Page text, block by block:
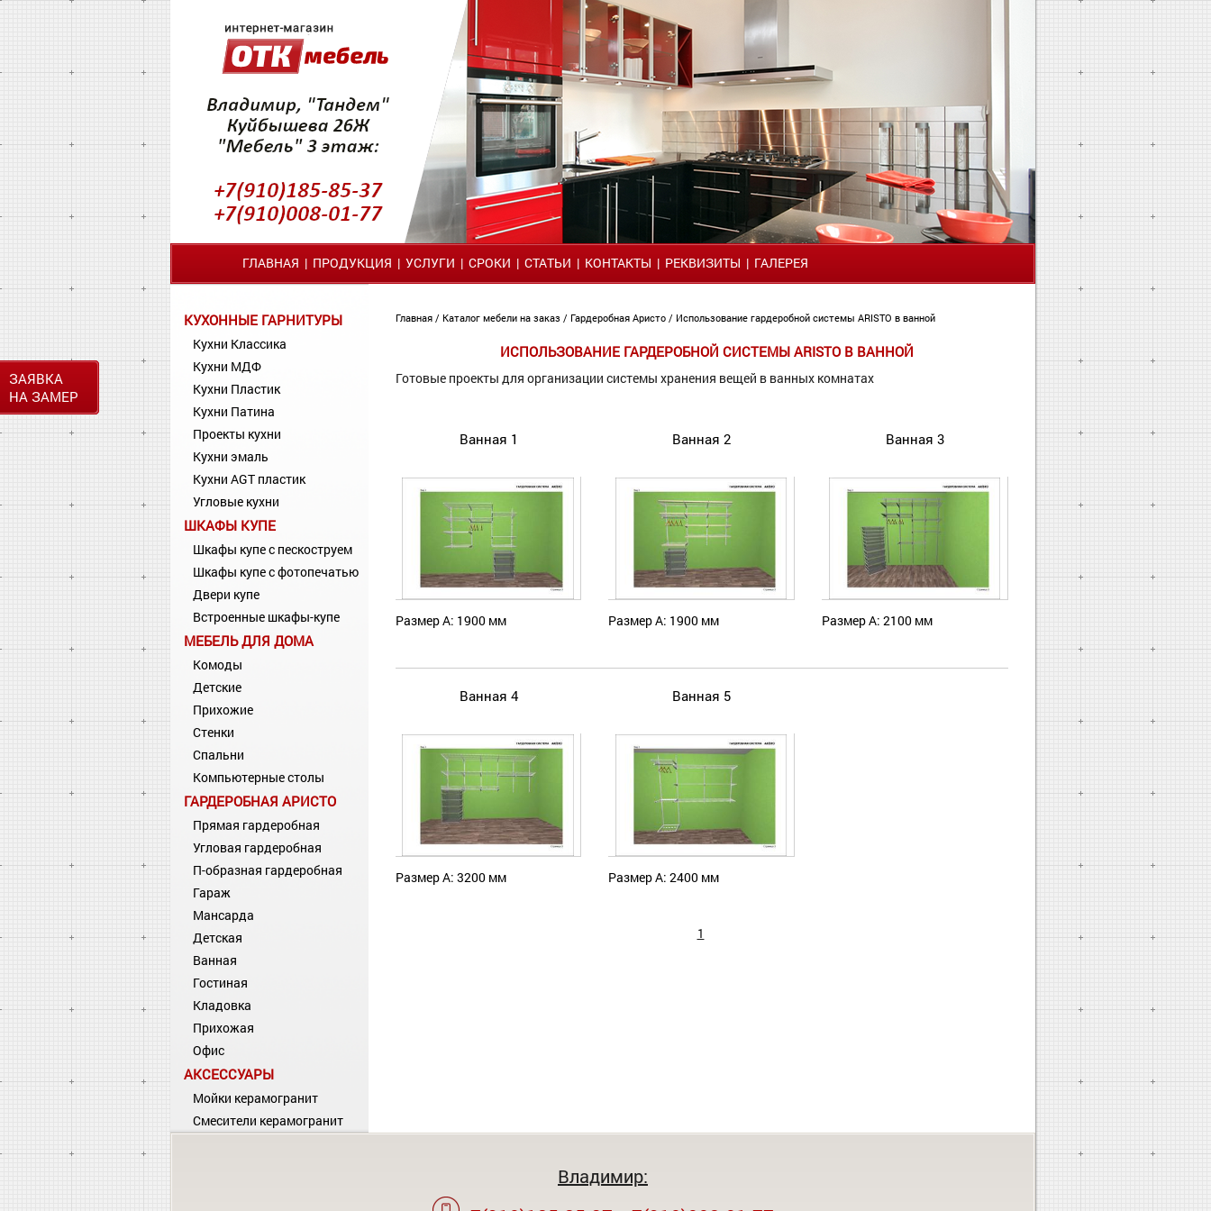
ЗАЯВКА
НА ЗАМЕР
ГЛАВНАЯ | ПРОДУКЦИЯ | УСЛУГИ | СРОКИ | СТАТЬИ | КОНТАКТЫ | РЕКВИЗИТЫ | ГАЛЕРЕЯ
КУХОННЫЕ ГАРНИТУРЫ
Кухни Классика
Кухни МДФ
Кухни Пластик
Кухни Патина
Проекты кухни
Кухни эмаль
Кухни AGT пластик
Угловые кухни
ШКАФЫ КУПЕ
Шкафы купе с пескоструем
Шкафы купе с фотопечатью
Двери купе
Встроенные шкафы-купе
МЕБЕЛЬ ДЛЯ ДОМА
Комоды
Детские
Прихожие
Стенки
Спальни
Компьютерные столы
ГАРДЕРОБНАЯ АРИСТО
Прямая гардеробная
Угловая гардеробная
П-образная гардеробная
Гараж
Мансарда
Детская
Ванная
Гостиная
Кладовка
Прихожая
Офис
АКСЕССУАРЫ
Мойки керамогранит
Смесители керамогранит
Главная / Каталог мебели на заказ / Гардеробная Аристо / Использование гардеробной системы ARISTO в ванной
ИСПОЛЬЗОВАНИЕ ГАРДЕРОБНОЙ СИСТЕМЫ ARISTO В ВАННОЙ
Готовые проекты для организации системы хранения вещей в ванных комнатах
Ванная 1
Размер А: 1900 мм
Ванная 2
Размер А: 1900 мм
Ванная 3
Размер А: 2100 мм
Ванная 4
Размер А: 3200 мм
Ванная 5
Размер А: 2400 мм
1
Владимир: